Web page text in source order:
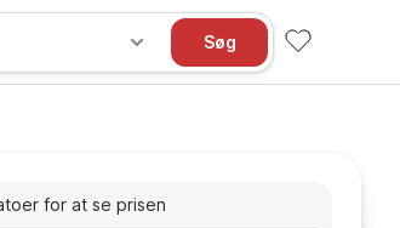
Søg
for at se prisen